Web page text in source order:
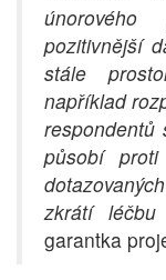
pozitivnější
stále
například
respondentů
působí
zkrátí léčbu
garantka